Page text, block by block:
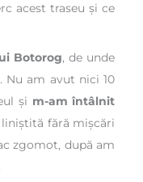
acest traseu și ce
Botorog, de unde
. Nu am avut nici 10
și m-am întâlnit
fără mișcări
zgomot, după am